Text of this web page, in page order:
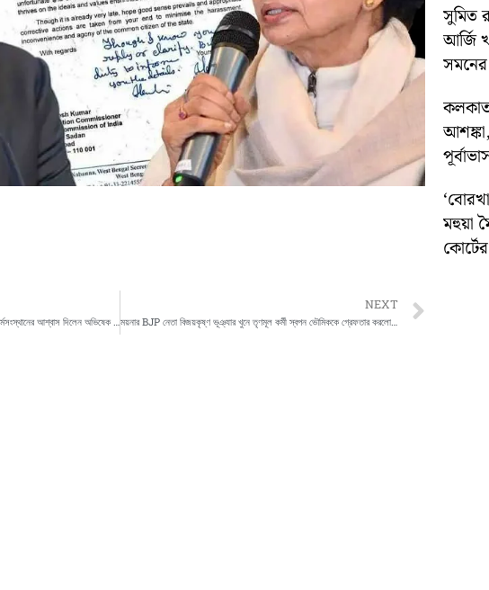
বাঁকুড়ার শালতোড়ায় পাথর খাদান চালু, ২৫ হাজারের কর্মসংস্থানের আশ্বাস দিলেন অভিষেক বন্দ্যোপাধ্যায়
NEXT
ময়নার BJP নেতা বিজয়কৃষ্ণ ভূঞ্যার খুনে তৃণমূল কর্মী স্বপন ভৌমিককে গ্রেফতার করলো NIA
সুমিত
আর্জি
মহুয়া